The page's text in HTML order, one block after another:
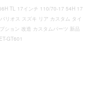
TL 17インチ 110/70-17 54H 17
リオス スズキ リア カスタム タイ
ション 改造 カスタムパーツ 新品
GT601